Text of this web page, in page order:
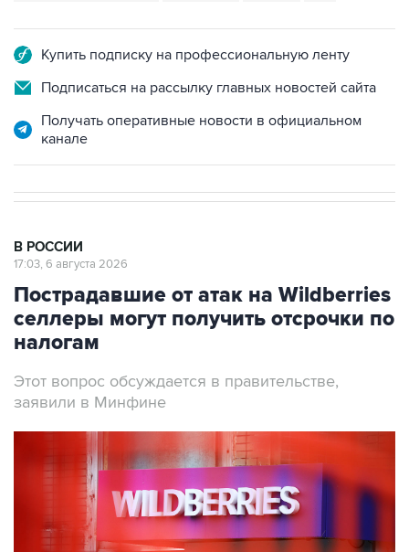
Купить подписку на профессиональную ленту
Подписаться на рассылку главных новостей сайта
Получать оперативные новости в официальном
канале
В РОССИИ
17:03, 6 августа 2026
Пострадавшие от атак на Wildberries
селлеры могут получить отсрочки по
налогам
Этот вопрос обсуждается в правительстве,
заявили в Минфине